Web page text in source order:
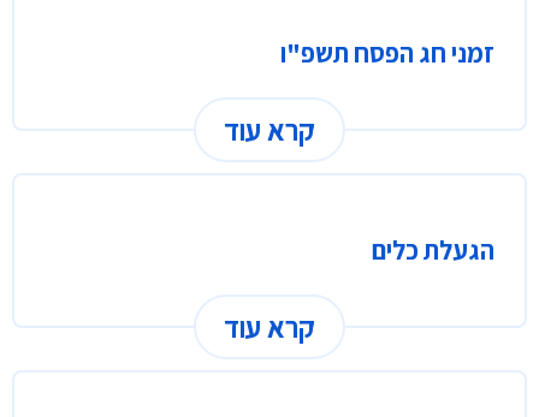
זמני חג הפסח תשפ"ו
קרא עוד
הגעלת כלים
קרא עוד